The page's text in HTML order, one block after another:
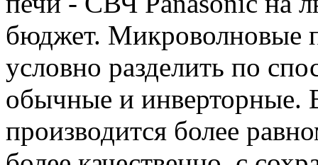
бюджет. Микроволновые
условно разделить по
обычные и инверторные.
производится более